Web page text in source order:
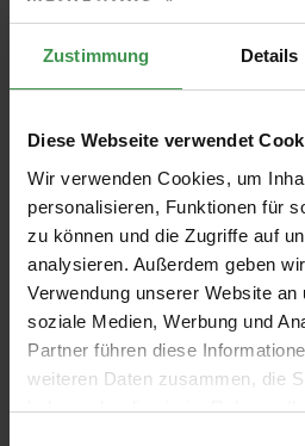
Zustimmung Details
Diese Webseite verwendet
Wir verwenden Cookies, um
personalisieren, Funktionen für
zu können und die Zugriffe auf
analysieren. Außerdem geben
Verwendung unserer Website
soziale Medien, Werbung und
Partner führen diese
weiteren Daten zusammen, die
haben oder die sie im Rahmen
Liquid Rustique floor
terrabase 4